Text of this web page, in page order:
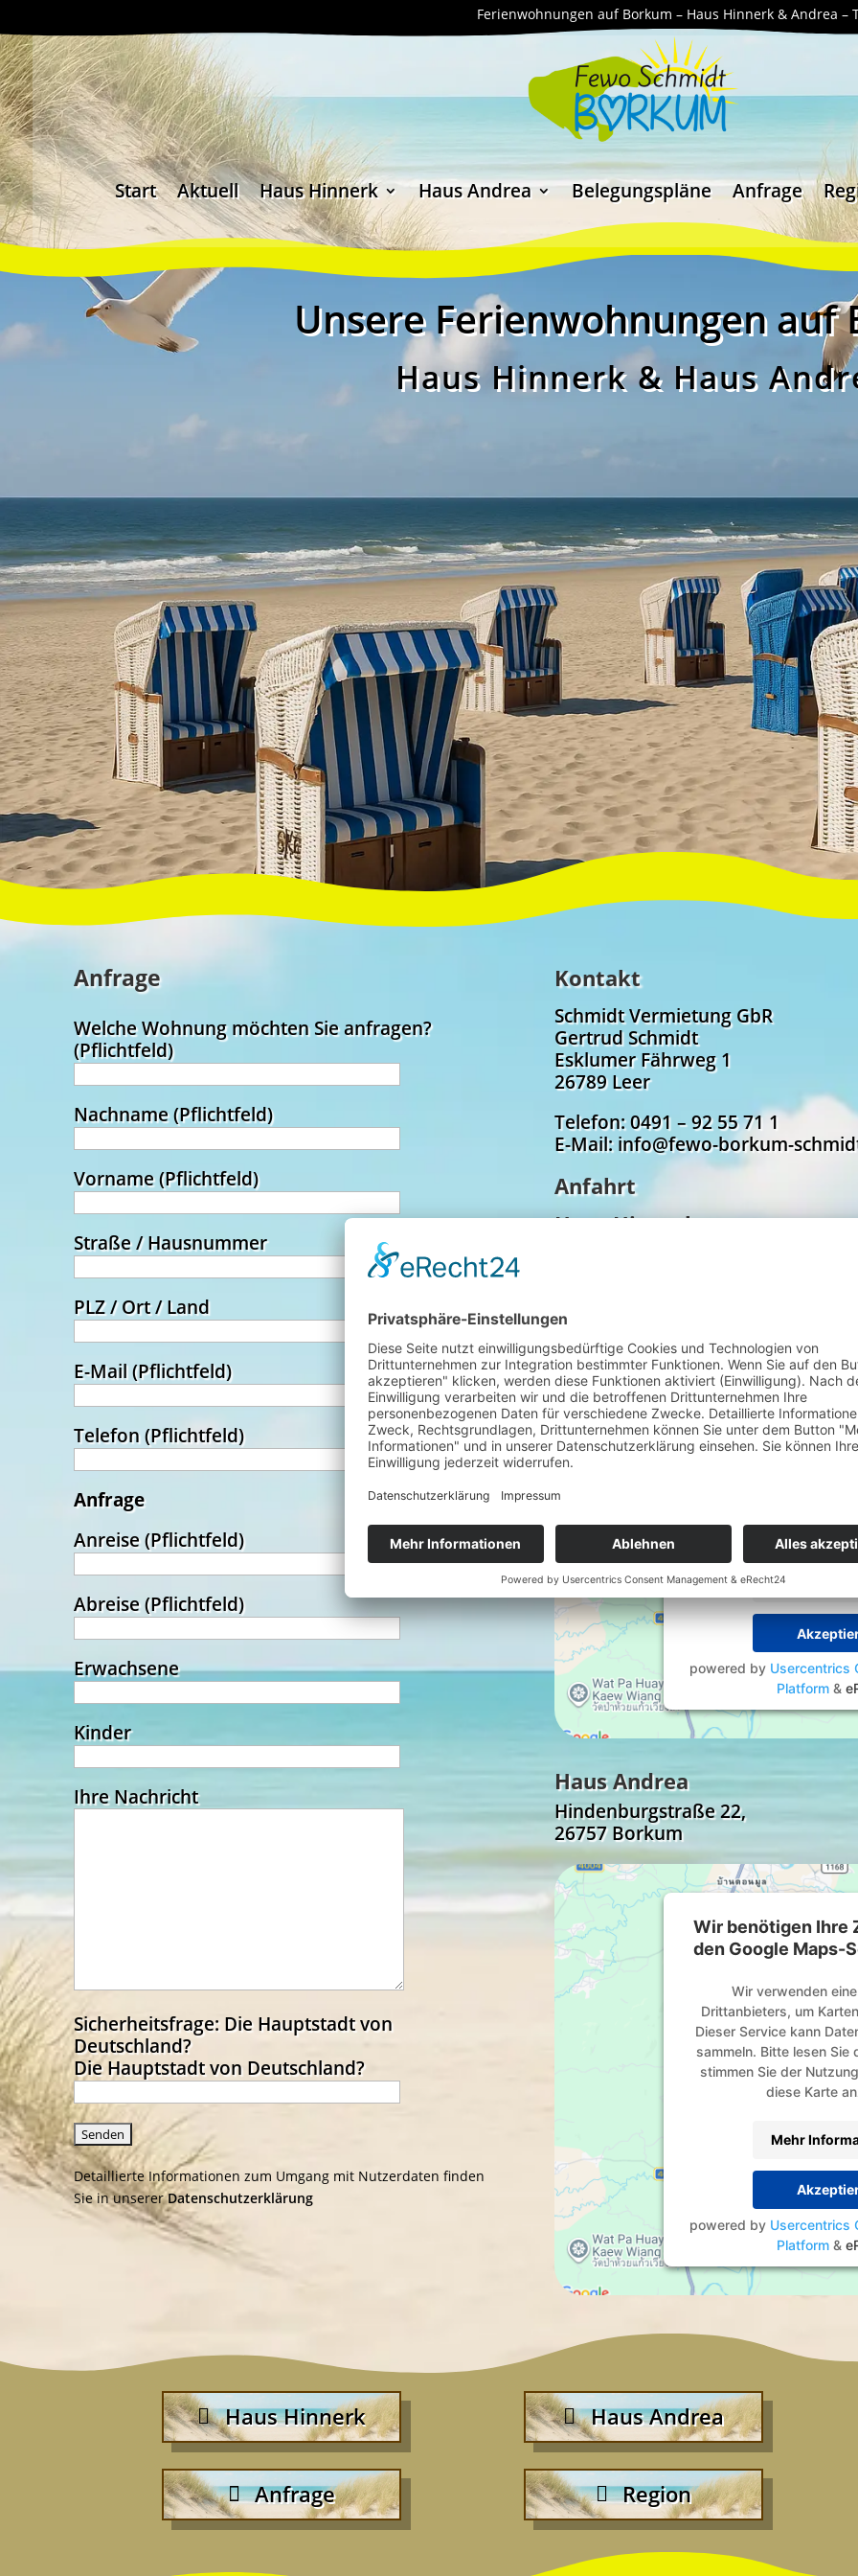
Inhalt
springen
Navigation
springen
Ferienwohnungen auf Borkum – Haus Hinnerk & Andrea –
Start Aktuell Haus Hinnerk Haus Andrea Belegungspläne Anfrage
Unsere Ferienwohnungen auf
Haus Hinnerk & Haus
Anfrage
Welche Wohnung möchten Sie anfragen?
(Pflichtfeld)Pflichtfeld
Nachname(Pflichtfeld)Pflichtfeld
Vorname(Pflichtfeld)Pflichtfeld
Straße / Hausnummer
PLZ / Ort / Land
E-Mail(Pflichtfeld)Pflichtfeld
Telefon(Pflichtfeld)Pflichtfeld
Anfrage
Anreise(Pflichtfeld)Pflichtfeld
Abreise(Pflichtfeld)Pflichtfeld
Erwachsene
Kinder
Ihre Nachricht
Sicherheitsfrage: Die Hauptstadt von
Deutschland?
Die Hauptstadt von Deutschland?
Detaillierte Informationen zum Umgang mit Nutzerdaten finden
Sie in unsererDatenschutzerklärung
Kontakt
Schmidt Vermietung GbR
Gertrud Schmidt
Esklumer Fährweg 1
26789 Leer
Telefon: 0491 – 92 55 71 1
E-Mail: info@fewo-borkum-
Anfahrt
Haus Hinnerk
Wir benötigen Ihre
den Google Maps-
Wir verwenden
Drittanbieters, um
diese Karte
Mehr
powered by Usercentrics
Platform &
Haus Andrea
Hindenburgstraße 22,
26757 Borkum
Wir benötigen Ihre
den Google Maps-
Wir verwenden
Drittanbieters, um
Dieser Service kann
sammeln. Bitte lesen Sie
stimmen Sie der
diese Karte
Mehr
powered by Usercentrics
Platform &
Haus Hinnerk Haus Andrea
Anfrage Region